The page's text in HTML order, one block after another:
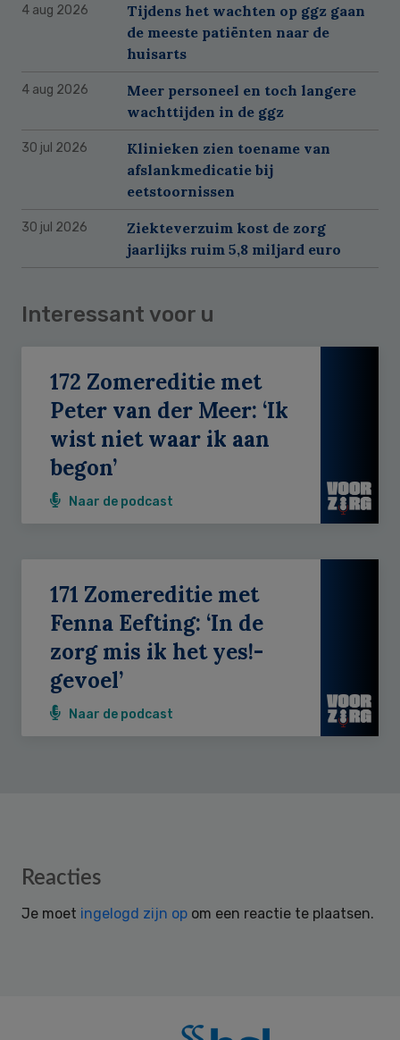
4 aug 2026
Tijdens het wachten op ggz gaan
de meeste patiënten naar de
huisarts
4 aug 2026
Meer personeel en toch langere
wachttijden in de ggz
30 jul 2026
Klinieken zien toename van
afslankmedicatie bij
eetstoornissen
30 jul 2026
Ziekteverzuim kost de zorg
jaarlijks ruim 5,8 miljard euro
Interessant voor u
172 Zomereditie met
Peter van der Meer: ‘Ik
wist niet waar ik aan
begon’
Naar de podcast
171 Zomereditie met
Fenna Eefting: ‘In de
zorg mis ik het yes!-
gevoel’
Naar de podcast
Reader
Reacties
Je moet ingelogd zijn op om een reactie te plaatsen.